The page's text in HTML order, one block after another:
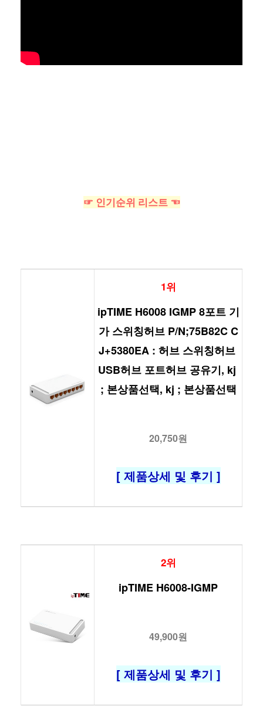
☞ 인기순위 리스트 ☜
1위
ipTIME H6008 IGMP 8포트 기
가 스위칭허브 P/N;75B82C C
J+5380EA : 허브 스위칭허브
USB허브 포트허브 공유기, kj
; 본상품선택, kj ; 본상품선택
20,750원
[ 제품상세 및 후기 ]
2위
ipTIME H6008-IGMP
49,900원
[ 제품상세 및 후기 ]